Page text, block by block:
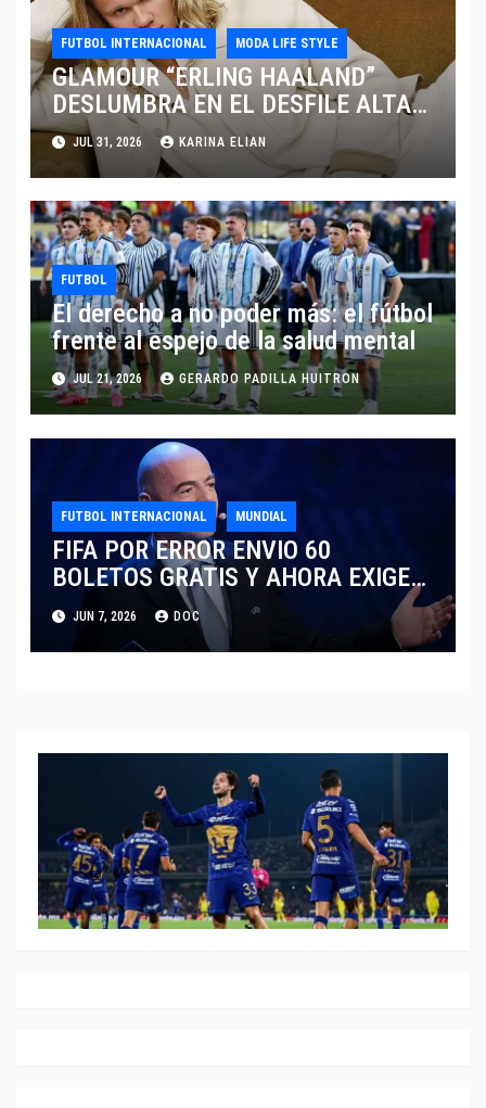
FUTBOL INTERNACIONAL MODA LIFE STYLE
GLAMOUR “ERLING HAALAND”
DESLUMBRA EN EL DESFILE ALTA
SARTORIA DE DOLCE & GABBANA
TRAS EL MUNDIAL 2026
JUL 31, 2026 KARINA ELIAN
FUTBOL
El derecho a no poder más: el fútbol
frente al espejo de la salud mental
JUL 21, 2026 GERARDO PADILLA HUITRON
FUTBOL INTERNACIONAL MUNDIAL
FIFA POR ERROR ENVIO 60
BOLETOS GRATIS Y AHORA EXIGE
COBRO.
JUN 7, 2026 DOC